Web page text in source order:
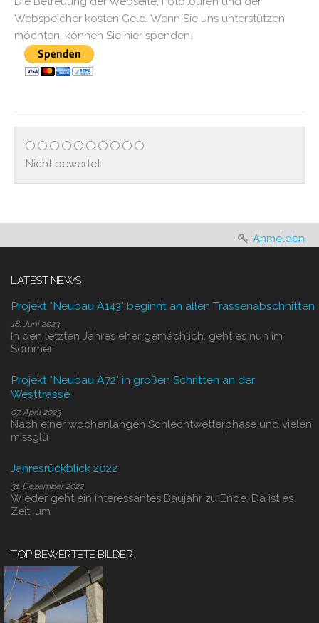
Webspeicher kosten Geld. Wenn Sie uns unterstützen
möchten, können Sie hier spenden.
Nicht bewertet
Anmelden
LATEST NEWS
Projekt "Neubau A143" beginnt an allen Trassenabschnitten
18. Juni 2023
In den letzten Jahres eher gemächlich, geht es nun im
Sommer
Projekt "Neubau A72" in großen Schritten an der
Westtrasse
07. April 2023
Nach einer wochenlangen Schlechtwetterphase und vielen
missglü
Jahresrückblick 2022
31. Dezember 2022
Wieder geht ein interessantes Baujahr zu Ende. Da ist es
Zeit, um
TOP BEWERTETE BILDER